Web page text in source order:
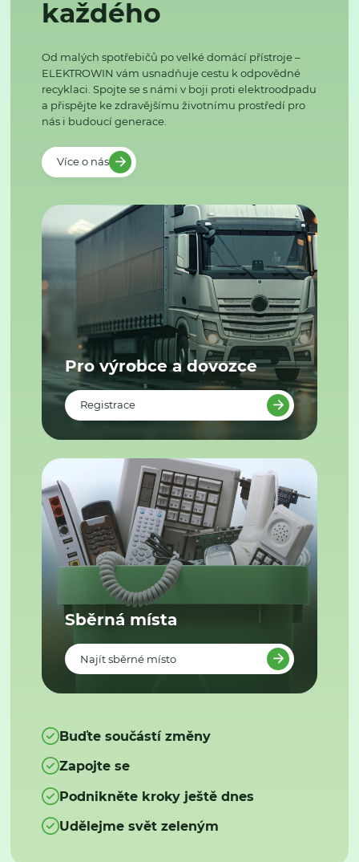
každého
Od malých spotřebičů po velké domácí přístroje –
ELEKTROWIN vám usnadňuje cestu k odpovědné
recyklaci. Spojte se s námi v boji proti elektroodpadu
a přispějte ke zdravějšímu životnímu prostředí pro
nás i budoucí generace.
Více o nás
Pro výrobce a dovozce
Registrace
Sběrná místa
Najít sběrné místo
Buďte součástí změny
Zapojte se
Podnikněte kroky ještě dnes
Udělejme svět zeleným